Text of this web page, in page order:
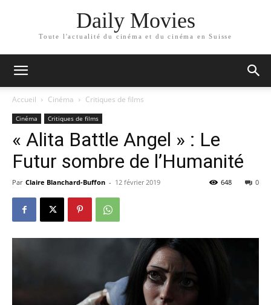
Daily Movies
Toute l'actualité du cinéma et du cinéma en Suisse
Accueil Cinéma Critiques de films
Cinéma Critiques de films
« Alita Battle Angel » : Le
Futur sombre de l’Humanité
Par Claire Blanchard-Buffon - 12 février 2019 0
648